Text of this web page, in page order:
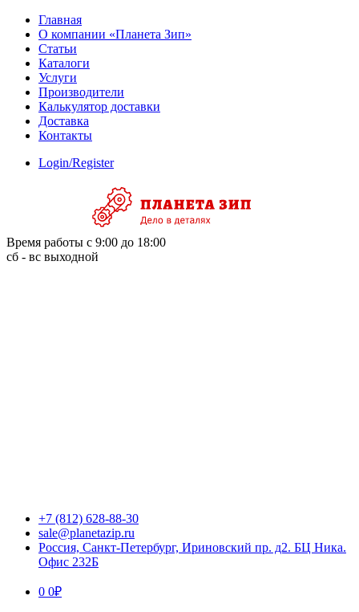
Skip
content
Главная
О компании «Планета Зип»
Статьи
Каталоги
Услуги
Производители
Калькулятор доставки
Доставка
Контакты
Login/Register
Время работы с 9:00 до 18:00
сб - вс выходной
+7 (812) 628-88-30
sale@planetazip.ru
Россия, Санкт-Петербург, Ириновский пр. д2. БЦ Ника.
Офис 232Б
0 0₽